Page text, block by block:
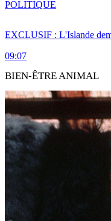
EXCLUSIF : L'Islande
09:07
POLITIQUE
BIEN-ÊTRE ANIMAL